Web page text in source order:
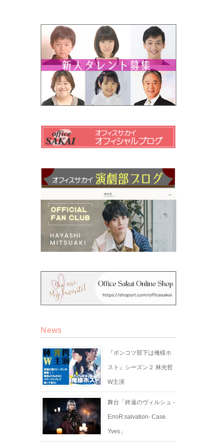
News
『ポンコツ部下は俺様ホ
スト』シーズン２ 林光哲
W主演
舞台「終遠のヴィルシュ -
ErroR:salvation- Case.
Yves」